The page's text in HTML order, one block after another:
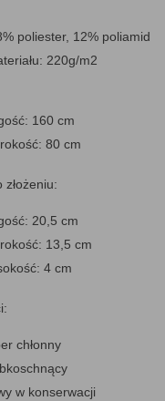
poliester, 12% poliamid
220g/m2
160 cm
80 cm
złożeniu:
20,5 cm
13,5 cm
4 cm
chłonny
w konserwacji